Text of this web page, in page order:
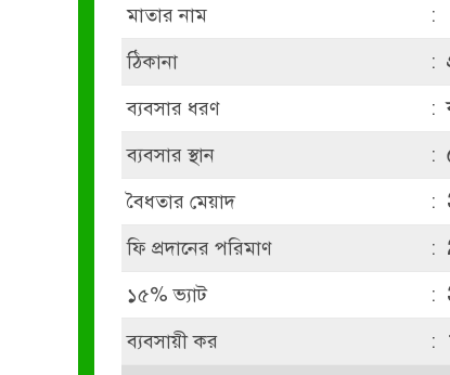
মাতার নাম
:
ঠিকানা
:
ব্যবসার ধরণ
:
ব্যবসার স্থান
:
বৈধতার মেয়াদ
:
ফি প্রদানের পরিমাণ
:
১৫% ভ্যাট
:
ব্যবসায়ী কর
: